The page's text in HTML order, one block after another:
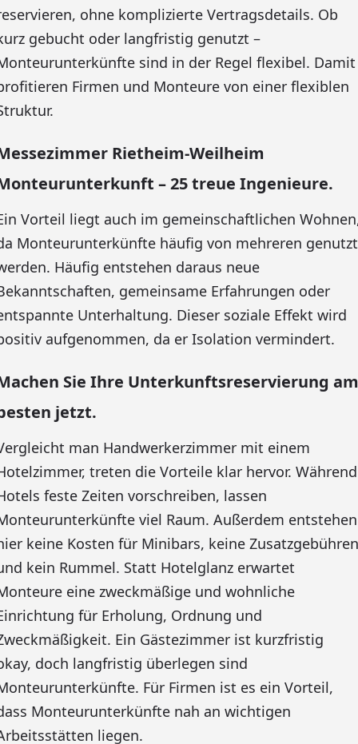
ohne komplizierte Vertragsdetails. Ob
gebucht oder langfristig genutzt –
sind in der Regel flexibel. Damit
Firmen und Monteure von einer flexiblen
Rietheim-Weilheim
– 25 treue Ingenieure.
Vorteil liegt auch im gemeinschaftlichen
Monteurunterkünfte häufig von mehreren genutzt
Häufig entstehen daraus neue
gemeinsame Erfahrungen oder
Unterhaltung. Dieser soziale Effekt wird
aufgenommen, da er Isolation vermindert.
Sie Ihre Unterkunftsreservierung am
jetzt.
man Handwerkerzimmer mit einem
treten die Vorteile klar hervor. Während
feste Zeiten vorschreiben, lassen
viel Raum. Außerdem entstehen
keine Kosten für Minibars, keine Zusatzgebühren
kein Rummel. Statt Hotelglanz erwartet
eine zweckmäßige und wohnliche
für Erholung, Ordnung und
Ein Gästezimmer ist kurzfristig
doch langfristig überlegen sind
Für Firmen ist es ein Vorteil,
Monteurunterkünfte nah an wichtigen
liegen.